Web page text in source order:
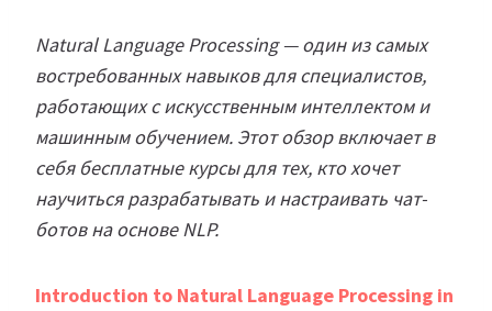
Natural Language Processing — один из самых
востребованных навыков для специалистов,
работающих с искусственным интеллектом и
машинным обучением. Этот обзор включает в
себя бесплатные курсы для тех, кто хочет
научиться разрабатывать и настраивать чат-
ботов на основе NLP.
Introduction to Natural Language Processing in